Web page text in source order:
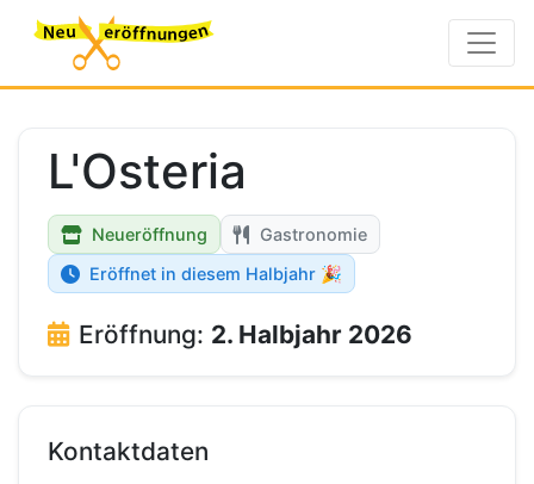
L'Osteria
Neueröffnung
Gastronomie
Eröffnet in diesem Halbjahr 🎉
Eröffnung: 2. Halbjahr 2026
Kontaktdaten